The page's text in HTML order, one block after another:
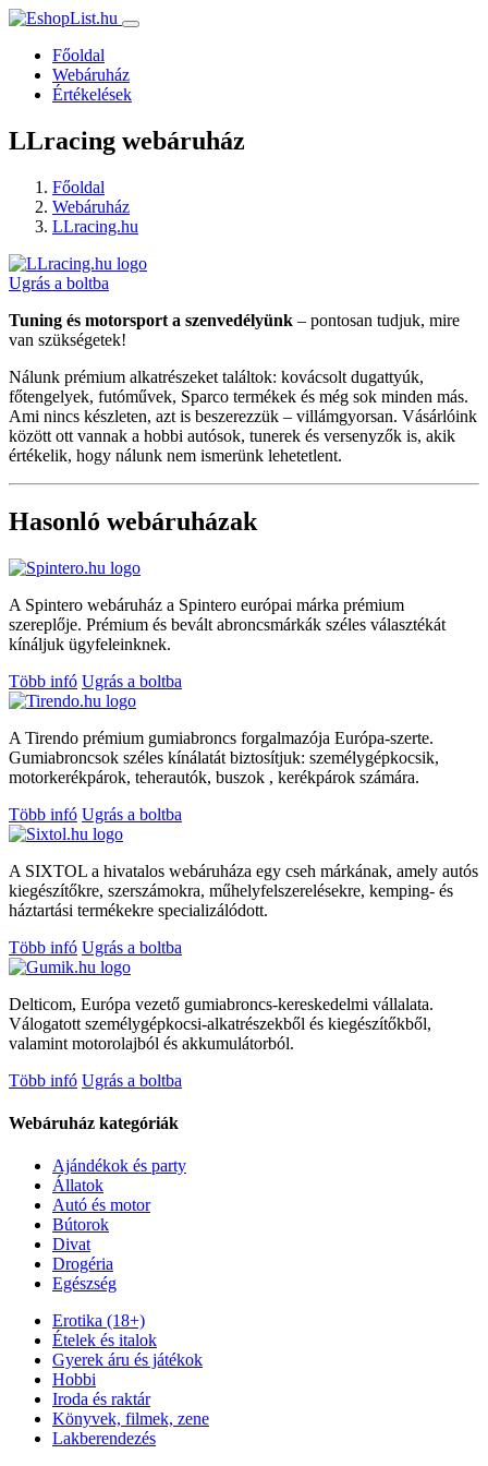
Főoldal
Webáruház
Értékelések
LLracing webáruház
Főoldal
Webáruház
LLracing.hu
Ugrás a boltba
Tuning és motorsport a szenvedélyünk – pontosan tudjuk, mire
van szükségetek!
Nálunk prémium alkatrészeket találtok: kovácsolt dugattyúk,
főtengelyek, futóművek, Sparco termékek és még sok minden más.
Ami nincs készleten, azt is beszerezzük – villámgyorsan. Vásárlóink
között ott vannak a hobbi autósok, tunerek és versenyzők is, akik
értékelik, hogy nálunk nem ismerünk lehetetlent.
Hasonló webáruházak
A Spintero webáruház a Spintero európai márka prémium
szereplője. Prémium és bevált abroncsmárkák széles választékát
kínáljuk ügyfeleinknek.
Több infó Ugrás a boltba
A Tirendo prémium gumiabroncs forgalmazója Európa-szerte.
Gumiabroncsok széles kínálatát biztosítjuk: személygépkocsik,
motorkerékpárok, teherautók, buszok , kerékpárok számára.
Több infó Ugrás a boltba
A SIXTOL a hivatalos webáruháza egy cseh márkának, amely autós
kiegészítőkre, szerszámokra, műhelyfelszerelésekre, kemping- és
háztartási termékekre specializálódott.
Több infó Ugrás a boltba
Delticom, Európa vezető gumiabroncs-kereskedelmi vállalata.
Válogatott személygépkocsi-alkatrészekből és kiegészítőkből,
valamint motorolajból és akkumulátorból.
Több infó Ugrás a boltba
Webáruház kategóriák
Ajándékok és party
Állatok
Autó és motor
Bútorok
Divat
Drogéria
Egészség
Erotika (18+)
Ételek és italok
Gyerek áru és játékok
Hobbi
Iroda és raktár
Könyvek, filmek, zene
Lakberendezés